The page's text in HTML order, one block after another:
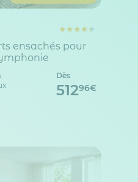
ensachés pour
Dès
51296€